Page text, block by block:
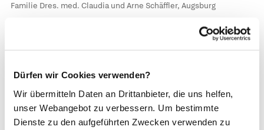
Dürfen wir Cookies verwenden?
Wir übermitteln Daten an Drittanbieter, die uns helfen,
unser Webangebot zu verbessern. Um bestimmte
Dienste zu den aufgeführten Zwecken verwenden zu
Familie Dres. med. Claudia und Arne Schäffler, Augsburg
Beim Hitzekollaps ist die Haut gerötet und mit
trocken und heiß. Hinzu kommen Erbrechen,
schneller Puls und ein hochroter „glühender“
Kopf. Die Körpertemperatur steigt auf über 40 °C,
und es drohen Bewusstlosigkeit,